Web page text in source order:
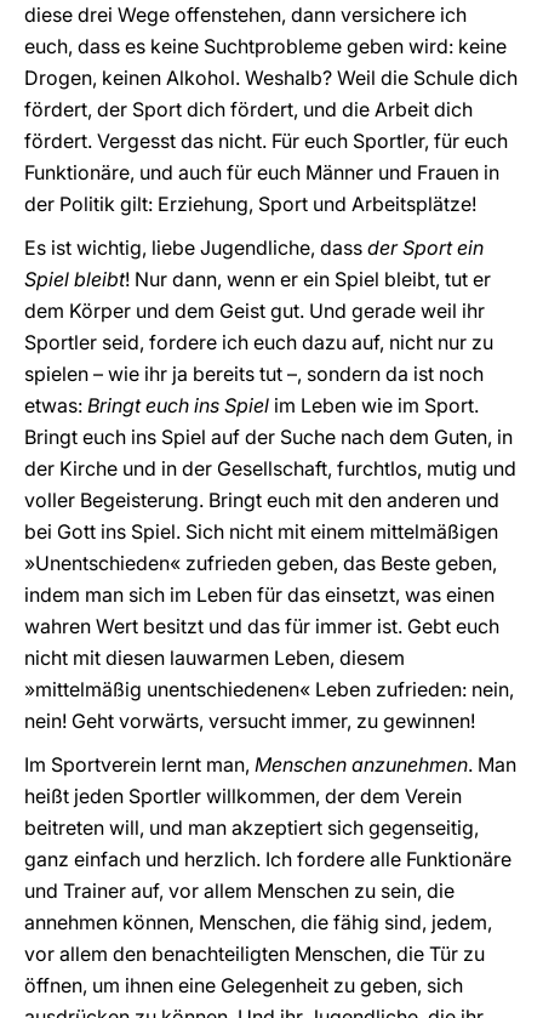
diese drei Wege offenstehen, dann versichere ich
euch, dass es keine Suchtprobleme geben wird: keine
Drogen, keinen Alkohol. Weshalb? Weil die Schule dich
fördert, der Sport dich fördert, und die Arbeit dich
fördert. Vergesst das nicht. Für euch Sportler, für euch
Funktionäre, und auch für euch Männer und Frauen in
der Politik gilt: Erziehung, Sport und Arbeitsplätze!
Es ist wichtig, liebe Jugendliche, dass der Sport ein
Spiel bleibt! Nur dann, wenn er ein Spiel bleibt, tut er
dem Körper und dem Geist gut. Und gerade weil ihr
Sportler seid, fordere ich euch dazu auf, nicht nur zu
spielen – wie ihr ja bereits tut –, sondern da ist noch
etwas: Bringt euch ins Spiel im Leben wie im Sport.
Bringt euch ins Spiel auf der Suche nach dem Guten, in
der Kirche und in der Gesellschaft, furchtlos, mutig und
voller Begeisterung. Bringt euch mit den anderen und
bei Gott ins Spiel. Sich nicht mit einem mittelmäßigen
»Unentschieden« zufrieden geben, das Beste geben,
indem man sich im Leben für das einsetzt, was einen
wahren Wert besitzt und das für immer ist. Gebt euch
nicht mit diesen lauwarmen Leben, diesem
»mittelmäßig unentschiedenen« Leben zufrieden: nein,
nein! Geht vorwärts, versucht immer, zu gewinnen!
Im Sportverein lernt man, Menschen anzunehmen. Man
heißt jeden Sportler willkommen, der dem Verein
beitreten will, und man akzeptiert sich gegenseitig,
ganz einfach und herzlich. Ich fordere alle Funktionäre
und Trainer auf, vor allem Menschen zu sein, die
annehmen können, Menschen, die fähig sind, jedem,
vor allem den benachteiligten Menschen, die Tür zu
öffnen, um ihnen eine Gelegenheit zu geben, sich